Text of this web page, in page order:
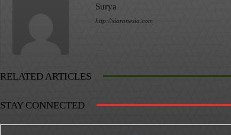
Surya
http://siaranesia.com
RELATED ARTICLES
STAY CONNECTED